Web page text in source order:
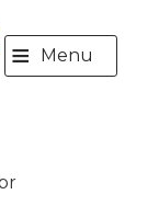
≡ Menu